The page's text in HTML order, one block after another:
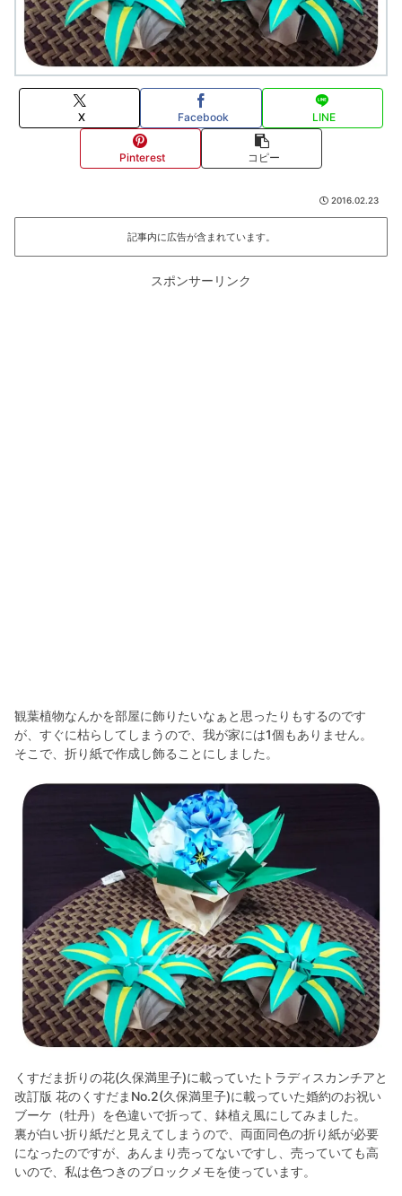
X Facebook LINE
Pinterest コピー
2016.02.23
記事内に広告が含まれています。
スポンサーリンク
観葉植物なんかを部屋に飾りたいなぁと思ったりもするのです
が、すぐに枯らしてしまうので、我が家には1個もありません。
そこで、折り紙で作成し飾ることにしました。
くすだま折りの花(久保満里子)に載っていたトラディスカンチアと
改訂版 花のくすだまNo.2(久保満里子)に載っていた婚約のお祝い
ブーケ（牡丹）を色違いで折って、鉢植え風にしてみました。
裏が白い折り紙だと見えてしまうので、両面同色の折り紙が必要
になったのですが、あんまり売ってないですし、売っていても高
いので、私は色つきのブロックメモを使っています。